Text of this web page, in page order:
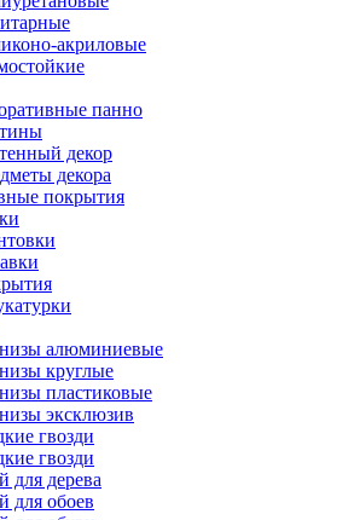
акриловые
панно
декор
декора
покрытия
алюминиевые
круглые
пластиковые
эксклюзив
гвозди
гвозди
для дерева
для обоев